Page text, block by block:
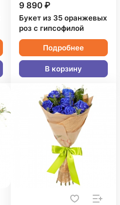
9 890 ₽
Букет из 35 оранжевых
роз с гипсофилой
Подробнее
В корзину